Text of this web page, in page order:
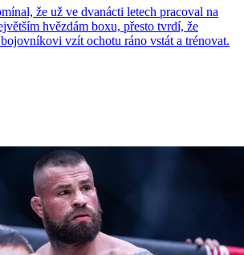
že už ve dvanácti letech pracoval na
hvězdám boxu, přesto tvrdí, že
vzít ochotu ráno vstát a trénovat.